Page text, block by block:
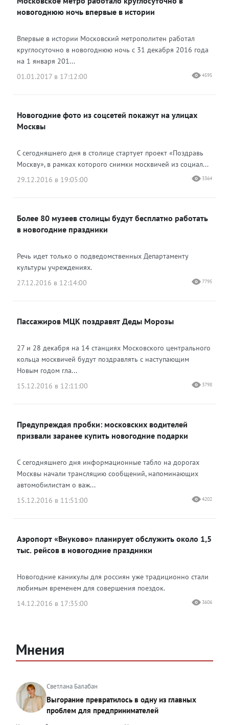
Одноклассники
новогоднюю ночь впервые в истории
Впервые в истории Московский метрополитен работал
круглосуточно в новогоднюю ночь с 31 декабря 2016 года
на 1 января 201...
01.01.2017 в 17:12:00
4595
Новогодние фото из соцсетей покажут на улицах
Москвы
С сегодняшнего дня в столице стартует проект «Поздравь
Москву», в рамках которого снимки москвичей из социал...
29.12.2016 в 19:05:00
3364
Более 80 музеев столицы будут бесплатно работать
в новогодние праздники
Речь идет только о подведомственных Департаменту
культуры учреждениях.
27.12.2016 в 12:14:00
7795
Пассажиров МЦК поздравят Деды Морозы
27 и 28 декабря на 14 станциях Московского центрального
кольца москвичей будут поздравлять с наступающим
Новым годом гла...
15.12.2016 в 12:11:00
3798
Предупреждая пробки: московских водителей
призвали заранее купить новогодние подарки
С сегодняшнего дня информационные табло на дорогах
Москвы начали трансляцию сообщений, напоминающих
автомобилистам о важ...
15.12.2016 в 11:51:00
4202
Аэропорт «Внуково» планирует обслужить около 1,5
тыс. рейсов в новогодние праздники
Новогодние каникулы для россиян уже традиционно стали
любимым временем для совершения поездок.
14.12.2016 в 17:35:00
3606
Мнения
Светлана Балабан
Выгорание превратилось в одну из главных
проблем для предпринимателей